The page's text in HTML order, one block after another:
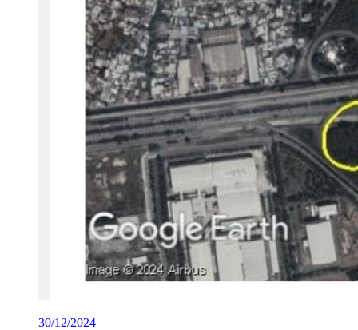
30/12/2024